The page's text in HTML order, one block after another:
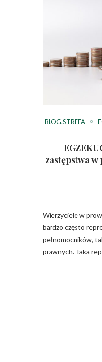
BLOG.STREFA
zastępstwa
Wierzyciele w
bardzo często
pełnomocników,
prawnych. Taka